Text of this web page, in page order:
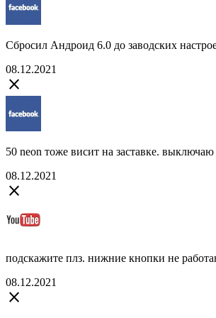
Сбросил Андроид 6.0 до заводских
08.12.2021
close
50 neon тоже висит на заставке. выключаю
08.12.2021
close
подскажите плз. нижние кнопки не
08.12.2021
close